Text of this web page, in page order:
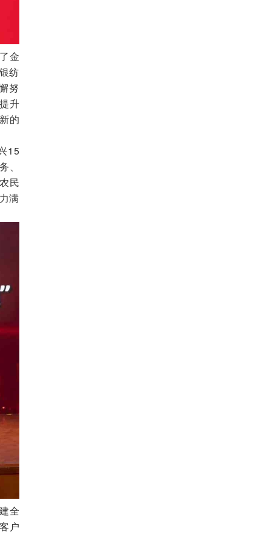
金
纺
努
升
的
15
、
民
满
全
户